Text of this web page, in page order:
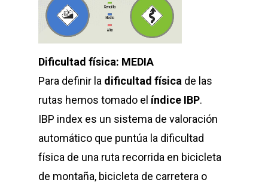
Dificultad física: MEDIA
Para definir la dificultad física de las
rutas hemos tomado el índice IBP.
IBP index es un sistema de valoración
automático que puntúa la dificultad
física de una ruta recorrida en bicicleta
de montaña, bicicleta de carretera o